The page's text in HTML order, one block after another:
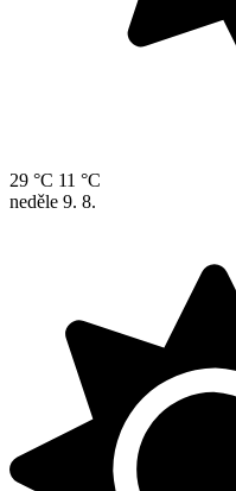
29 °C 11 °C
neděle 9. 8.